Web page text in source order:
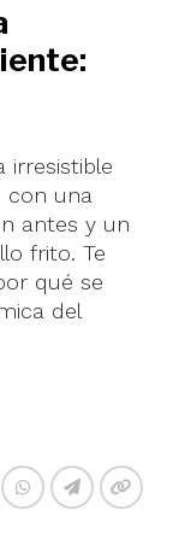
irresistible
con una
antes y un
frito. Te
qué se
del